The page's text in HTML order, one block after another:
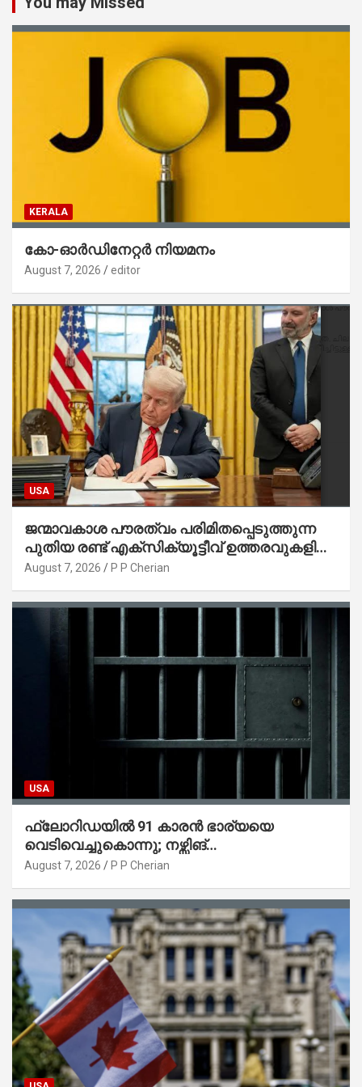
KERALA
കോ-ഓർഡിനേറ്റർ നിയമനം
August 7, 2026 editor
USA
ജന്മാവകാശ പൗരത്വം പരിമിതപ്പെടുത്തുന്ന
പുതിയ രണ്ട് എക്സിക്യൂട്ടീവ് ഉത്തരവുകളിൽ
ട്രംപ് ഒപ്പുവെച്ചു
August 7, 2026 P P Cherian
USA
ഫ്ലോറിഡയിൽ 91 കാരൻ ഭാര്യയെ
വെടിവെച്ചുകൊന്നു; നഴ്സിങ്
ഹോമിലാക്കില്ലെന്ന് നൽകിയ വാഗ്ദാനം
August 7, 2026 P P Cherian